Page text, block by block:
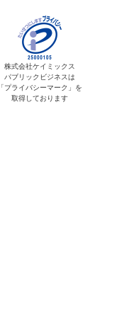
株式会社ケイミックス
パブリックビジネスは
「プライバシーマーク」を
取得しております